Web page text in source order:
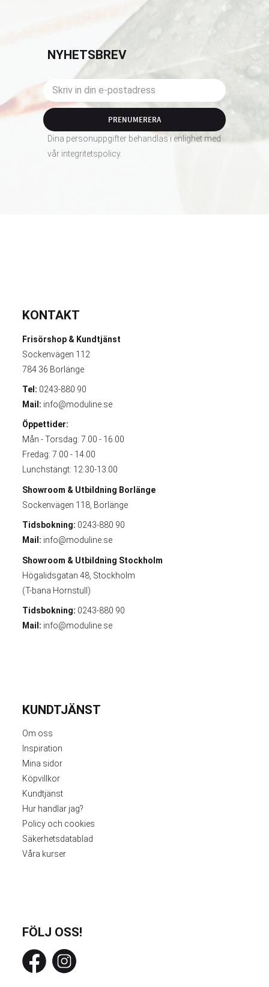
NYHETSBREV
PRENUMERERA
Dina personuppgifter behandlas i enlighet med
vår integritetspolicy.
KONTAKT
Frisörshop & Kundtjänst
Sockenvägen 112
784 36 Borlänge
Tel: 0243-880 90
Mail: info@moduline.se
Öppettider:
Mån - Torsdag: 7.00 - 16.00
Fredag: 7.00 - 14.00
Lunchstängt: 12.30-13.00
Showroom & Utbildning Borlänge
Sockenvägen 118, Borlänge
Tidsbokning: 0243-880 90
Mail: info@moduline.se
Showroom & Utbildning Stockholm
Högalidsgatan 48, Stockholm
(T-bana Hornstull)
Tidsbokning: 0243-880 90
Mail: info@moduline.se
KUNDTJÄNST
Om oss
Inspiration
Mina sidor
Köpvillkor
Kundtjänst
Hur handlar jag?
Policy och cookies
Säkerhetsdatablad
Våra kurser
FÖLJ OSS!